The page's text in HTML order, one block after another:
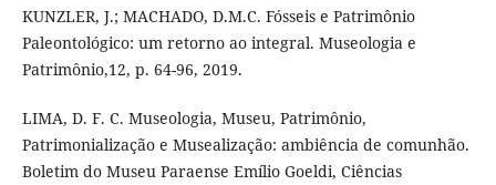
KUNZLER, J.; MACHADO, D.M.C. Fósseis e Patrimônio
Paleontológico: um retorno ao integral. Museologia e
Patrimônio,12, p. 64-96, 2019.
LIMA, D. F. C. Museologia, Museu, Patrimônio,
Patrimonialização e Musealização: ambiência de comunhão.
Boletim do Museu Paraense Emílio Goeldi, Ciências